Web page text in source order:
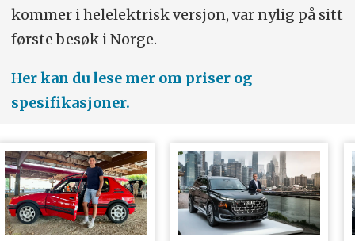
kommer i helelektrisk versjon, var nylig på sitt
første besøk i Norge.
Her kan du lese mer om priser og
spesifikasjoner.